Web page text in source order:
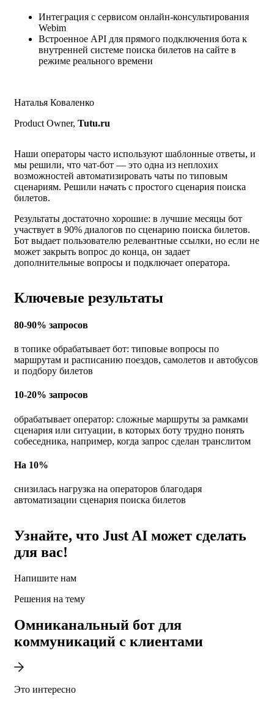
Интеграция с сервисом онлайн-консультирования
Webim
Встроенное API для прямого подключения бота к
внутренней системе поиска билетов на сайте в
режиме реального времени
Наталья Коваленко
Product Owner, Tutu.ru
Наши операторы часто используют шаблонные ответы, и
мы решили, что чат-бот — это одна из неплохих
возможностей автоматизировать чаты по типовым
сценариям. Решили начать с простого сценария поиска
билетов.
Результаты достаточно хорошие: в лучшие месяцы бот
участвует в 90% диалогов по сценарию поиска билетов.
Бот выдает пользователю релевантные ссылки, но если не
может закрыть вопрос до конца, он задает
дополнительные вопросы и подключает оператора.
Ключевые результаты
80-90% запросов
в топике обрабатывает бот: типовые вопросы по
маршрутам и расписанию поездов, самолетов и автобусов
и подбору билетов
10-20% запросов
обрабатывает оператор: сложные маршруты за рамками
сценария или ситуации, в которых боту трудно понять
собеседника, например, когда запрос сделан транслитом
На 10%
снизилась нагрузка на операторов благодаря
автоматизации сценария поиска билетов
Узнайте, что Just AI может сделать
для вас!
Напишите нам
Решения на тему
Омниканальный бот для
коммуникаций с клиентами
Это интересно